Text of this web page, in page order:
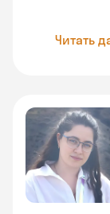
Читать